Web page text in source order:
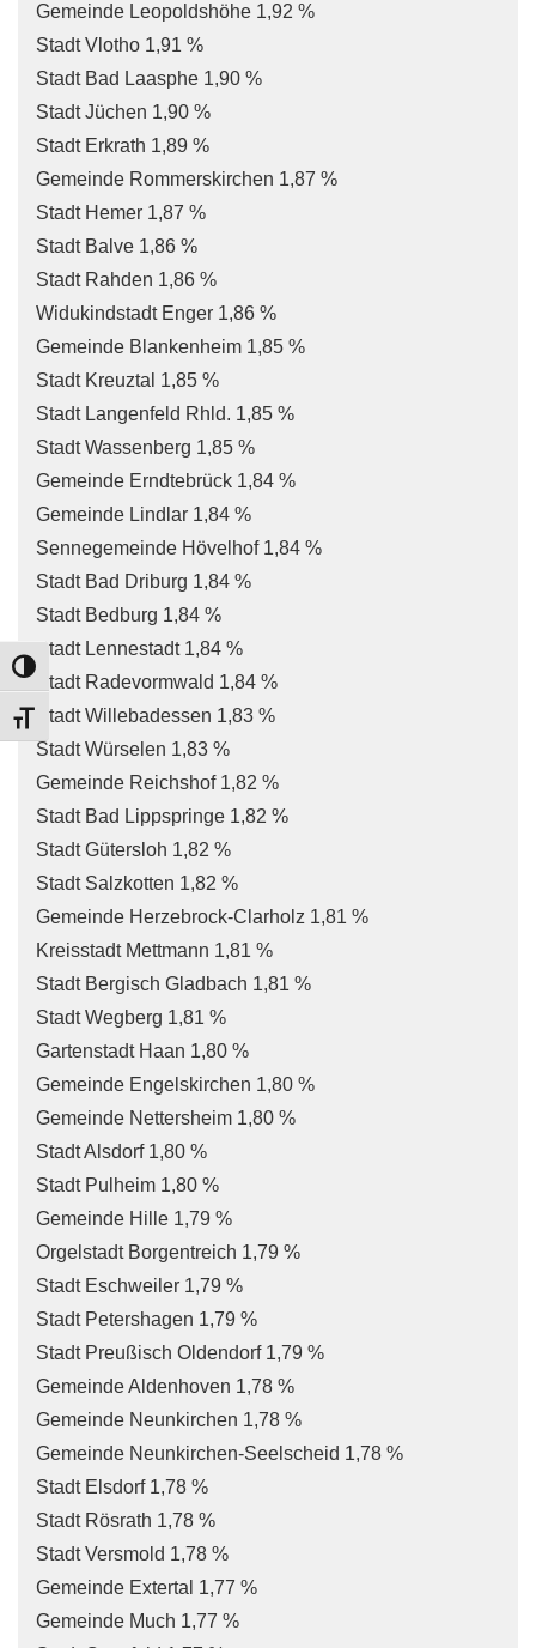
TOGGLE HIGH CONTRAST
TOGGLE FONT SIZE
Gemeinde Leopoldshöhe 1,92 %
Stadt Vlotho 1,91 %
Stadt Bad Laasphe 1,90 %
Stadt Jüchen 1,90 %
Stadt Erkrath 1,89 %
Gemeinde Rommerskirchen 1,87 %
Stadt Hemer 1,87 %
Stadt Balve 1,86 %
Stadt Rahden 1,86 %
Widukindstadt Enger 1,86 %
Gemeinde Blankenheim 1,85 %
Stadt Kreuztal 1,85 %
Stadt Langenfeld Rhld. 1,85 %
Stadt Wassenberg 1,85 %
Gemeinde Erndtebrück 1,84 %
Gemeinde Lindlar 1,84 %
Sennegemeinde Hövelhof 1,84 %
Stadt Bad Driburg 1,84 %
Stadt Bedburg 1,84 %
Stadt Lennestadt 1,84 %
Stadt Radevormwald 1,84 %
Stadt Willebadessen 1,83 %
Stadt Würselen 1,83 %
Gemeinde Reichshof 1,82 %
Stadt Bad Lippspringe 1,82 %
Stadt Gütersloh 1,82 %
Stadt Salzkotten 1,82 %
Gemeinde Herzebrock-Clarholz 1,81 %
Kreisstadt Mettmann 1,81 %
Stadt Bergisch Gladbach 1,81 %
Stadt Wegberg 1,81 %
Gartenstadt Haan 1,80 %
Gemeinde Engelskirchen 1,80 %
Gemeinde Nettersheim 1,80 %
Stadt Alsdorf 1,80 %
Stadt Pulheim 1,80 %
Gemeinde Hille 1,79 %
Orgelstadt Borgentreich 1,79 %
Stadt Eschweiler 1,79 %
Stadt Petershagen 1,79 %
Stadt Preußisch Oldendorf 1,79 %
Gemeinde Aldenhoven 1,78 %
Gemeinde Neunkirchen 1,78 %
Gemeinde Neunkirchen-Seelscheid 1,78 %
Stadt Elsdorf 1,78 %
Stadt Rösrath 1,78 %
Stadt Versmold 1,78 %
Gemeinde Extertal 1,77 %
Gemeinde Much 1,77 %